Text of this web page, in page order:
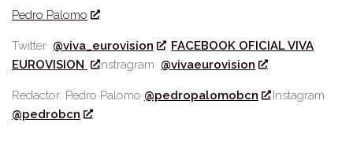
Pedro Palomo
Twitter @viva_eurovision
FACEBOOK OFICIAL VIVA
EUROVISION
Instragram @vivaeurovision
Redactor: Pedro Palomo @pedropalomobcn
Instagram
@pedrobcn